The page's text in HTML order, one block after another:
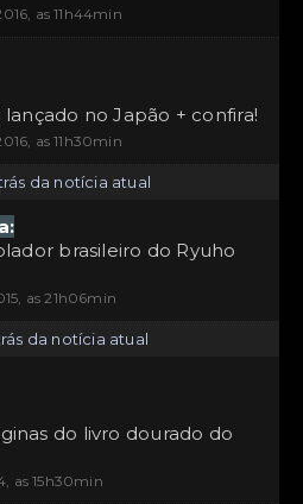
as 11h44min
no Japão + confira!
as 11h30min
da notícia atual
brasileiro do Ryuho
as 21h06min
da notícia atual
do livro dourado do
as 15h30min